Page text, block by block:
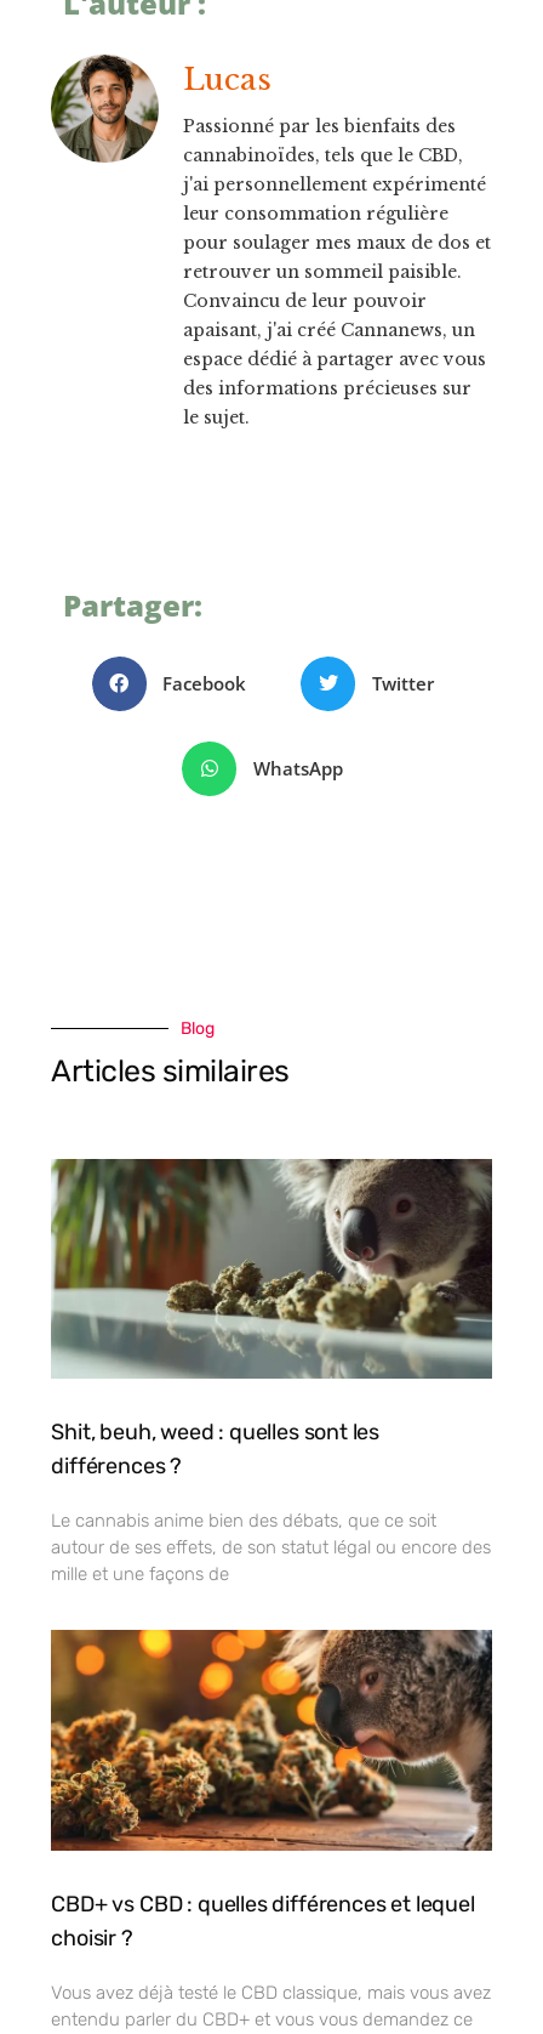
Lucas
Passionné par les bienfaits des
cannabinoïdes, tels que le CBD,
j'ai personnellement expérimenté
leur consommation régulière
pour soulager mes maux de dos et
retrouver un sommeil paisible.
Convaincu de leur pouvoir
apaisant, j'ai créé Cannanews, un
espace dédié à partager avec vous
des informations précieuses sur
le sujet.
Partager:
Facebook Twitter
WhatsApp
Blog
Articles similaires
Shit, beuh, weed : quelles sont les
différences ?
Le cannabis anime bien des débats, que ce soit
autour de ses effets, de son statut légal ou encore des
mille et une façons de
CBD+ vs CBD : quelles différences et lequel
choisir ?
Vous avez déjà testé le CBD classique, mais vous avez
entendu parler du CBD+ et vous vous demandez ce